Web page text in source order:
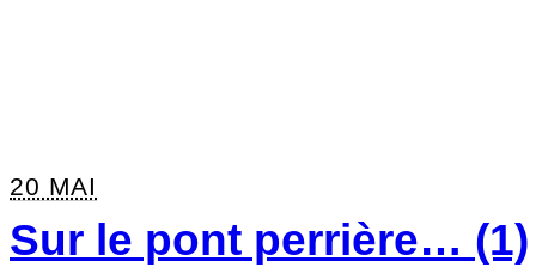
20 MAI
Sur le pont perrière… (1)